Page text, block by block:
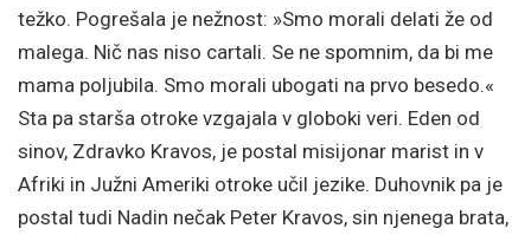
težko. Pogrešala je nežnost: »Smo morali delati že od
malega. Nič nas niso cartali. Se ne spomnim, da bi me
mama poljubila. Smo morali ubogati na prvo besedo.«
Sta pa starša otroke vzgajala v globoki veri. Eden od
sinov, Zdravko Kravos, je postal misijonar marist in v
Afriki in Južni Ameriki otroke učil jezike. Duhovnik pa je
postal tudi Nadin nečak Peter Kravos, sin njenega brata,